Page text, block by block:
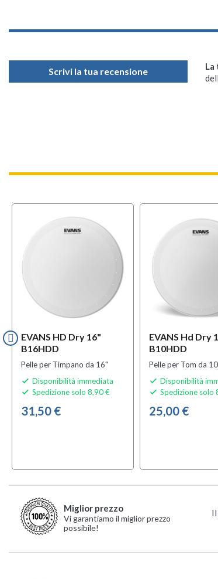
Scrivi la tua recensione La
EVANS HD Dry 16"
B16HDD
Pelle per Timpano da 16"
 Disponibilità immediata
 Spedizione solo 8,90 €
31,50 €
EVANS Hd Dry
B10HDD
Pelle per Tom da
 Disponibilità
 Spedizione solo
25,00 €
Miglior prezzo
Vi garantiamo il miglior prezzo
possibile!